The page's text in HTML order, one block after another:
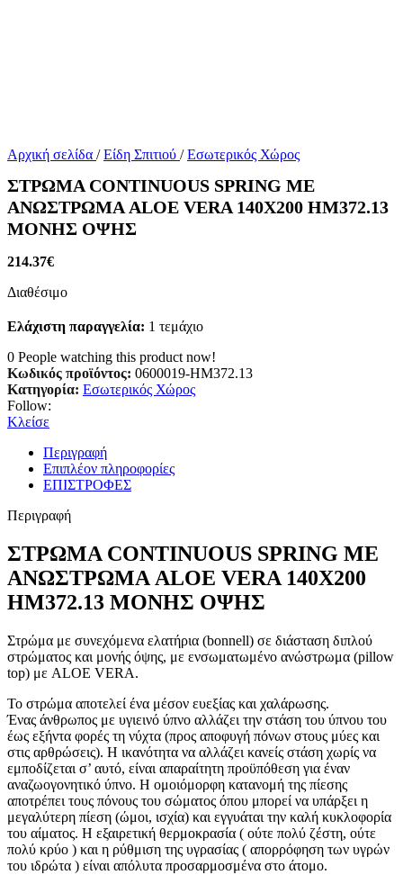
Αρχική σελίδα / Είδη Σπιτιού / Εσωτερικός Χώρος
ΣΤΡΩΜΑ CONTINUOUS SPRING ΜΕ
ΑΝΩΣΤΡΩΜΑ ALOE VERA 140X200 HM372.13
ΜΟΝΗΣ ΟΨΗΣ
214.37€
Διαθέσιμο
Ελάχιστη παραγγελία: 1 τεμάχιο
0 People watching this product now!
Κωδικός προϊόντος: 0600019-HM372.13
Κατηγορία: Εσωτερικός Χώρος
Follow:
Κλείσε
Περιγραφή
Επιπλέον πληροφορίες
ΕΠΙΣΤΡΟΦΕΣ
Περιγραφή
ΣΤΡΩΜΑ CONTINUOUS SPRING ΜΕ
ΑΝΩΣΤΡΩΜΑ ALOE VERA 140X200
HM372.13 ΜΟΝΗΣ ΟΨΗΣ
Στρώμα με συνεχόμενα ελατήρια (bonnell) σε διάσταση διπλού
στρώματος και μονής όψης, με ενσωματωμένο ανώστρωμα (pillow
top) με ALOE VERA.
Το στρώμα αποτελεί ένα μέσον ευεξίας και χαλάρωσης.
Ένας άνθρωπος με υγιεινό ύπνο αλλάζει την στάση του ύπνου του
έως εξήντα φορές τη νύχτα (προς αποφυγή πόνων στους μύες και
στις αρθρώσεις). Η ικανότητα να αλλάζει κανείς στάση χωρίς να
εμποδίζεται σ’ αυτό, είναι απαραίτητη προϋπόθεση για έναν
αναζωογονητικό ύπνο. Η ομοιόμορφη κατανομή της πίεσης
αποτρέπει τους πόνους του σώματος όπου μπορεί να υπάρξει η
μεγαλύτερη πίεση (ώμοι, ισχία) και εγγυάται την καλή κυκλοφορία
του αίματος. Η εξαιρετική θερμοκρασία ( ούτε πολύ ζέστη, ούτε
πολύ κρύο ) και η ρύθμιση της υγρασίας ( απορρόφηση των υγρών
του ιδρώτα ) είναι απόλυτα προσαρμοσμένα στο άτομο.